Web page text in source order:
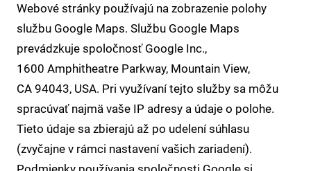
Webové stránky používajú na zobrazenie polohy
službu Google Maps. Službu Google Maps
prevádzkuje spoločnosť Google Inc.,
1600 Amphitheatre Parkway, Mountain View,
CA 94043, USA. Pri využívaní tejto služby sa môžu
spracúvať najmä vaše IP adresy a údaje o polohe.
Tieto údaje sa zbierajú až po udelení súhlasu
(zvyčajne v rámci nastavení vašich zariadení).